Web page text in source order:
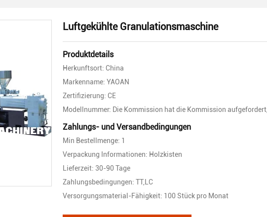
Luftgekühlte Granulationsmaschine
Produktdetails
Herkunftsort: China
Markenname: YAOAN
Zertifizierung: CE
Modellnummer: Die Kommission hat die Kommission aufgefordert,
Zahlungs- und Versandbedingungen
Min Bestellmenge: 1
Verpackung Informationen: Holzkisten
Lieferzeit: 30-90 Tage
Zahlungsbedingungen: TT,LC
Versorgungsmaterial-Fähigkeit: 100 Stück pro Monat